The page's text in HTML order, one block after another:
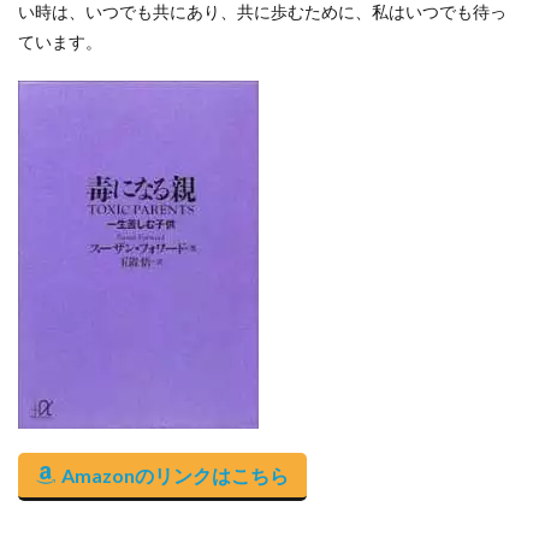
い時は、いつでも共にあり、共に歩むために、私はいつでも待っ
ています。
Amazonのリンクはこちら